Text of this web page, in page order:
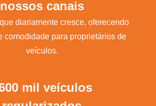
nossos canais
diariamente cresce, oferecendo
comodidade para proprietários de
veículos.
mil veículos